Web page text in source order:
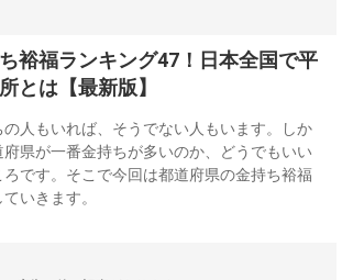
裕福ランキング47！日本全国で平
とは【最新版】
人もいれば、そうでない人もいます。しか
府県が一番金持ちが多いのか、どうでもいい
ろです。そこで今回は都道府県の金持ち裕福
いきます。